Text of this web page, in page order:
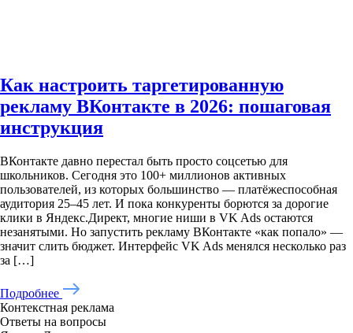
Как настроить таргетированную
рекламу ВКонтакте в 2026: пошаговая
инструкция
ВКонтакте давно перестал быть просто соцсетью для
школьников. Сегодня это 100+ миллионов активных
пользователей, из которых большинство — платёжеспособная
аудитория 25–45 лет. И пока конкуренты борются за дорогие
клики в Яндекс.Директ, многие ниши в VK Ads остаются
незанятыми. Но запустить рекламу ВКонтакте «как попало» —
значит слить бюджет. Интерфейс VK Ads менялся несколько раз
за […]
Подробнее
Контекстная реклама
Ответы на вопросы